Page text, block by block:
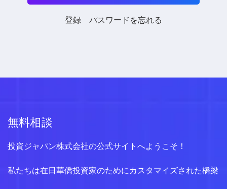
登録 パスワードを忘れる
無料相談
投資ジャパン株式会社の公式サイトへようこそ！
私たちは在日華僑投資家のためにカスタマイズされた橋梁